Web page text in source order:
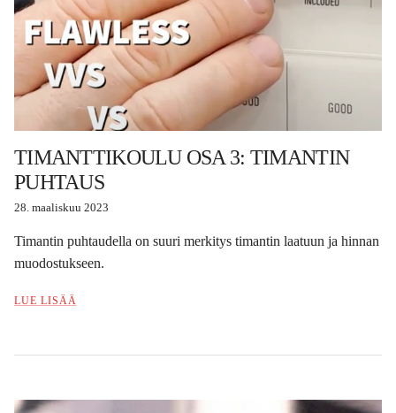
TIMANTTIKOULU OSA 3: TIMANTIN
PUHTAUS
28. maaliskuu 2023
Timantin puhtaudella on suuri merkitys timantin laatuun ja hinnan
muodostukseen.
LUE LISÄÄ